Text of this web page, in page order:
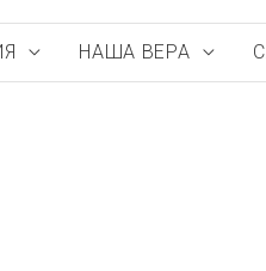
НАША ВЕРА